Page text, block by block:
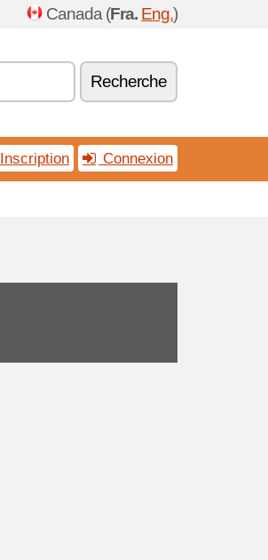
Canada (Fra. Eng.)
Recherche
Inscription Connexion